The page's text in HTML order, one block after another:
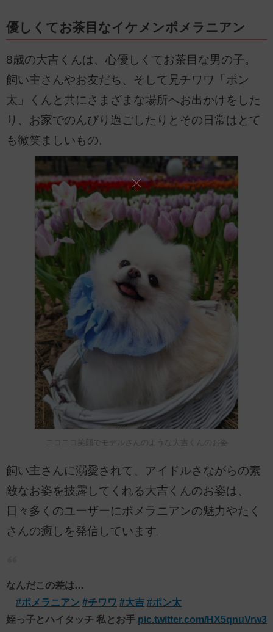
優しくてお茶目なイケメンポメラニアン
8歳の大吉くんは、心優しくてお茶目な男の子。
飼い主さんやお友だち、そして兄チワワ「ポン
太」くんと共にさまざまな場所へお出かけをした
り、お家でのんびり過ごしたりとその日常はとて
も微笑ましいもの。
ニコニコ笑顔でモデルさんのような大吉くんのお姿
飼い主さんに溺愛されて、アイドルさながらの素
敵なお姿を披露してくれる大吉くんのお姿は、
日々多くのユーザーにポメラニアンの魅力やたく
さんの癒しを発信しています。
なんだこの差は…
#ポメラニアン #チワワ #大吉 #ポン太
️姪っ子とハイタッチ ️私とお手 pic.twitter.com/HX5qnuVrw3